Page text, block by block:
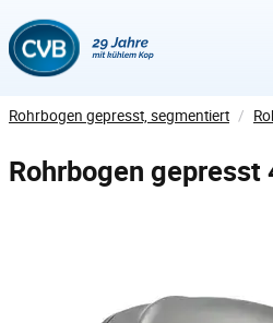
Rohrbogen gepresst, segmentiert /
Rohrbogen gepresst